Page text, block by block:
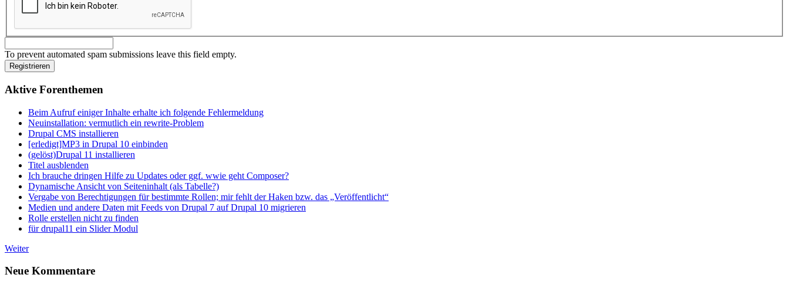
To prevent automated spam submissions leave this field empty.
Aktive Forenthemen
Beim Aufruf einiger Inhalte erhalte ich folgende Fehlermeldung
Neuinstallation: vermutlich ein rewrite-Problem
Drupal CMS installieren
[erledigt]MP3 in Drupal 10 einbinden
(gelöst)Drupal 11 installieren
Titel ausblenden
Ich brauche dringen Hilfe zu Updates oder ggf. wwie geht Composer?
Dynamische Ansicht von Seiteninhalt (als Tabelle?)
Vergabe von Berechtigungen für bestimmte Rollen; mir fehlt der Haken bzw. das „Veröffentlicht“
Medien und andere Daten mit Feeds von Drupal 7 auf Drupal 10 migrieren
Rolle erstellen nicht zu finden
für drupal11 ein Slider Modul
Weiter
Neue Kommentare